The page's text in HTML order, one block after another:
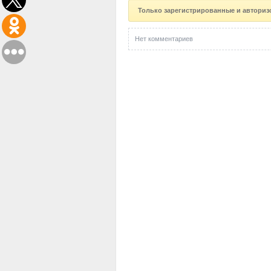
Только зарегистрированные и
Нет комментариев